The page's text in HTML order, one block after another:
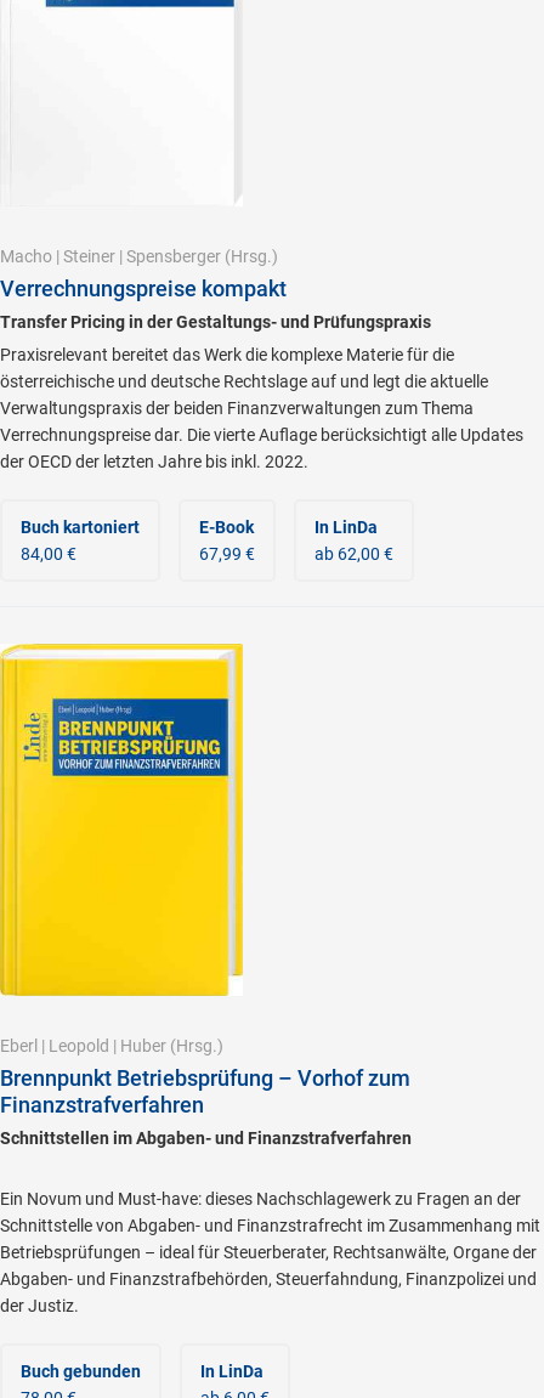
Macho | Steiner | Spensberger (Hrsg.)
Verrechnungspreise kompakt
Transfer Pricing in der Gestaltungs- und Prüfungspraxis
Praxisrelevant bereitet das Werk die komplexe Materie für die
österreichische und deutsche Rechtslage auf und legt die aktuelle
Verwaltungspraxis der beiden Finanzverwaltungen zum Thema
Verrechnungspreise dar. Die vierte Auflage berücksichtigt alle Updates
der OECD der letzten Jahre bis inkl. 2022.
Buch kartoniert
84,00 €
E-Book
67,99 €
In LinDa
ab 62,00 €
Eberl | Leopold | Huber (Hrsg.)
Brennpunkt Betriebsprüfung – Vorhof zum
Finanzstrafverfahren
Schnittstellen im Abgaben- und Finanzstrafverfahren
Ein Novum und Must-have: dieses Nachschlagewerk zu Fragen an der
Schnittstelle von Abgaben- und Finanzstrafrecht im Zusammenhang mit
Betriebsprüfungen – ideal für Steuerberater, Rechtsanwälte, Organe der
Abgaben- und Finanzstrafbehörden, Steuerfahndung, Finanzpolizei und
der Justiz.
Buch gebunden
In LinDa